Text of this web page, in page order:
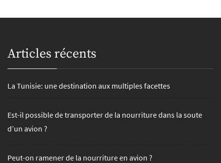
Articles récents
La Tunisie: une destination aux multiples facettes
Est-il possible de transporter de la nourriture dans la soute
d’un avion ?
Peut-on ramener de la nourriture en avion ?